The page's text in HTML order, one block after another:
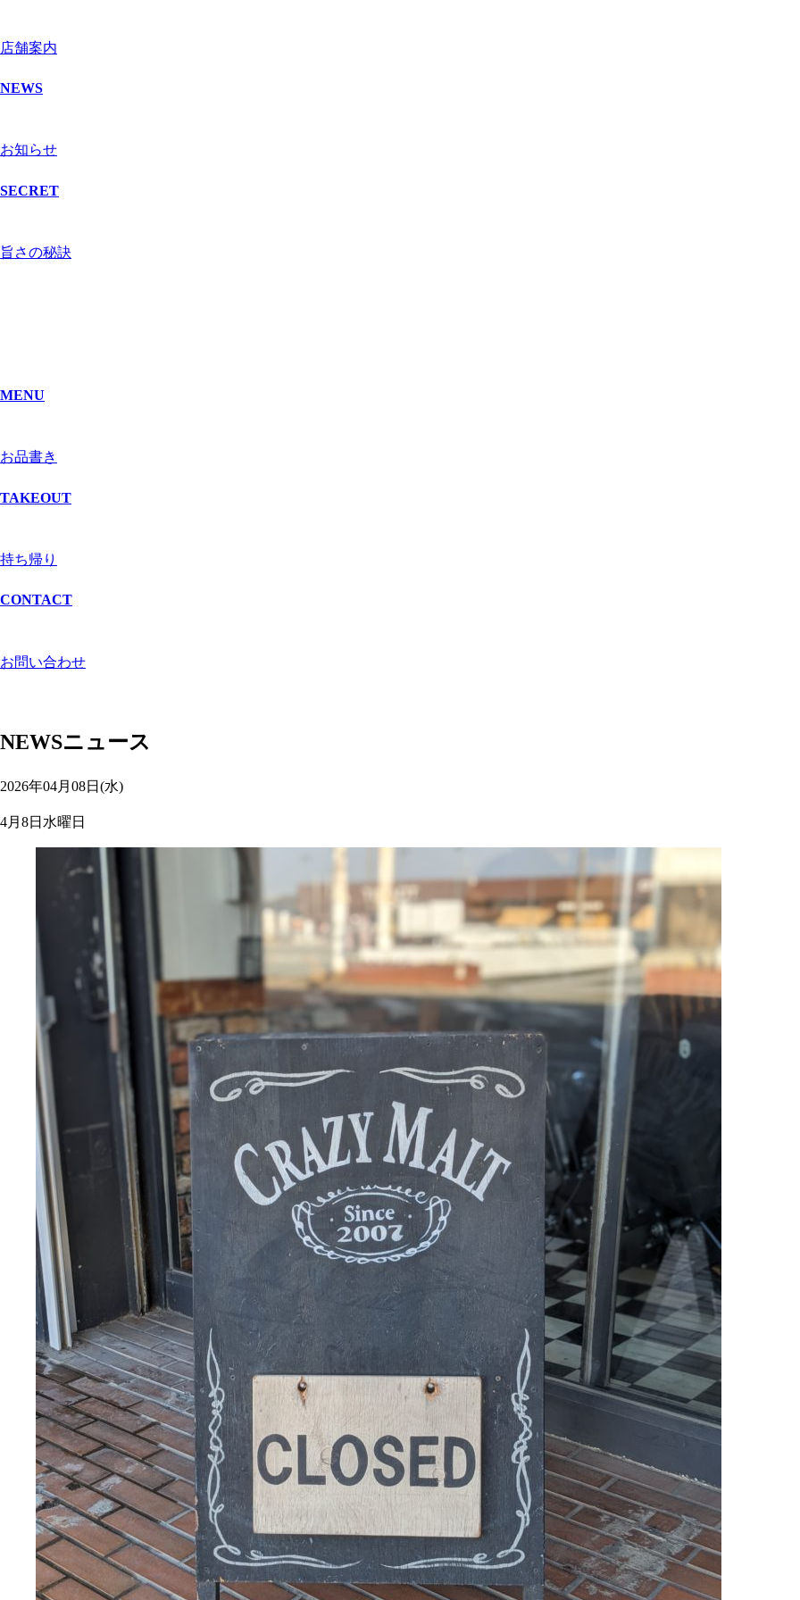
店舗案内
NEWS
お知らせ
SECRET
旨さの秘訣
MENU
お品書き
TAKEOUT
持ち帰り
CONTACT
お問い合わせ
NEWSニュース
2026年04月08日(水)
4月8日水曜日